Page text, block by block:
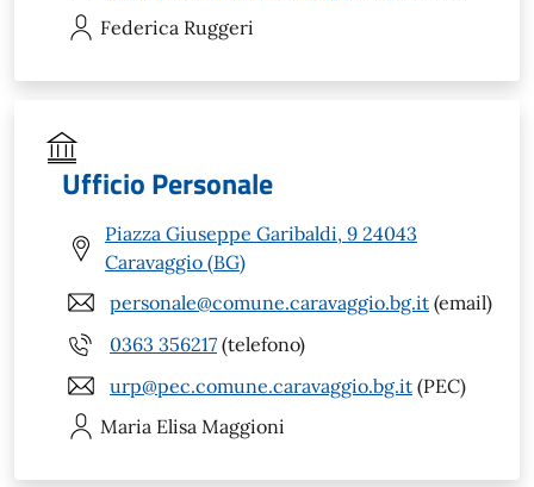
Federica Ruggeri
Ufficio Personale
Piazza Giuseppe Garibaldi, 9 24043
Caravaggio (BG)
personale@comune.caravaggio.bg.it (email)
0363 356217 (telefono)
urp@pec.comune.caravaggio.bg.it (PEC)
Maria Elisa Maggioni